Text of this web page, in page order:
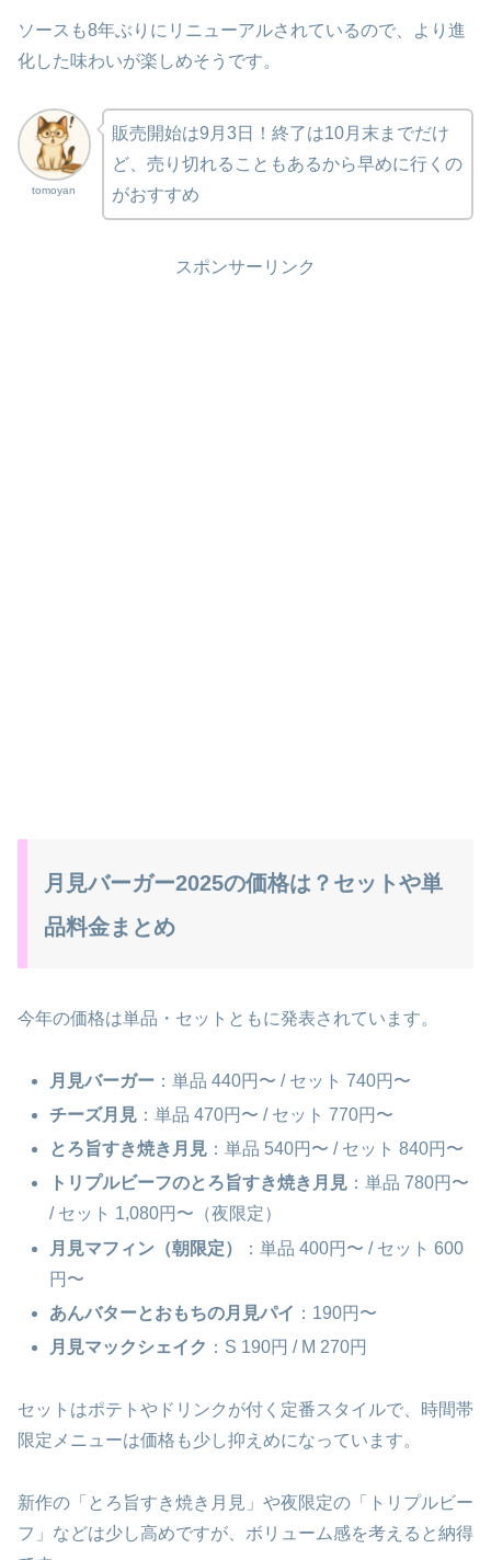
ソースも8年ぶりにリニューアルされているので、より進
化した味わいが楽しめそうです。
tomoyan
販売開始は9月3日！終了は10月末までだけ
ど、売り切れることもあるから早めに行くの
がおすすめ
スポンサーリンク
月見バーガー2025の価格は？セットや単
品料金まとめ
今年の価格は単品・セットともに発表されています。
月見バーガー ：単品 440円〜 / セット 740円〜
チーズ月見 ：単品 470円〜 / セット 770円〜
とろ旨すき焼き月見 ：単品 540円〜 / セット 840円〜
トリプルビーフのとろ旨すき焼き月見 ：単品 780円〜
/ セット 1,080円〜（夜限定）
月見マフィン（朝限定）
：単品 400円〜 / セット 600
円〜
あんバターとおもちの月見パイ ：190円〜
月見マックシェイク ：S 190円 / M 270円
セットはポテトやドリンクが付く定番スタイルで、時間帯
限定メニューは価格も少し抑えめになっています。
新作の「とろ旨すき焼き月見」や夜限定の「トリプルビー
フ」などは少し高めですが、ボリューム感を考えると納得